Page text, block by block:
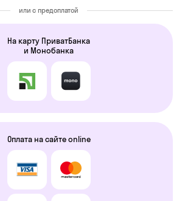
или с предоплатой
На карту ПриватБанка
и Монобанка
Оплата на сайте online